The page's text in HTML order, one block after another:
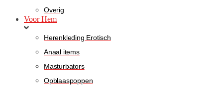
Overig
Voor Hem
Herenkleding Erotisch
Anaal items
Masturbators
Opblaaspoppen